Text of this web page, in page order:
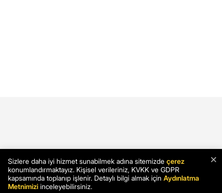
×
Sizlere daha iyi hizmet sunabilmek adına sitemizde çerez
konumlandırmaktayız. Kişisel verileriniz, KVKK ve GDPR
kapsamında toplanıp işlenir. Detaylı bilgi almak için Aydınlatma
Metnimizi inceleyebilirsiniz.